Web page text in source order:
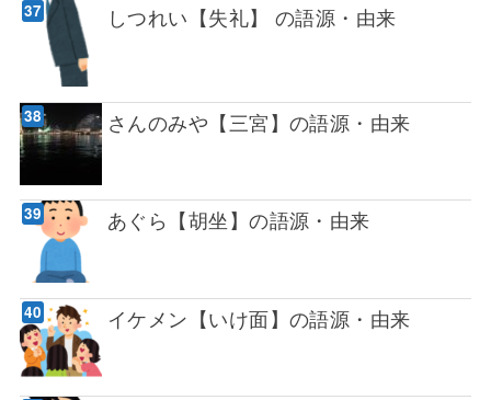
しつれい【失礼】 の語源・由来
さんのみや【三宮】の語源・由来
あぐら【胡坐】の語源・由来
イケメン【いけ面】の語源・由来